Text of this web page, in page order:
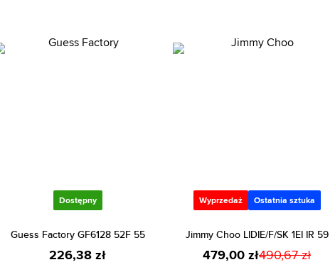
Dostępny
Guess Factory GF6128 52F 55
226,38 zł
Wyprzedaż Ostatnia sztuka
Jimmy Choo LIDIE/F/SK 1EI IR 59
479,00 zł490,67 zł